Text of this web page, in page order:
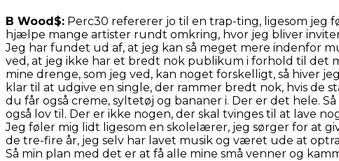
B Wood$: Perc30 refererer jo til en trap-ting, ligesom jeg
hjælpe mange artister rundt omkring, hvor jeg bliver
Jeg har fundet ud af, at jeg kan så meget mere indenfor
ved, at jeg ikke har et bredt nok publikum i forhold til det
mine drenge, som jeg ved, kan noget forskelligt, så hiver
klar til at udgive en single, der rammer bredt nok, hvis de
du får også creme, syltetøj og bananer i. Der er det hele.
også lov til. Der er ikke nogen, der skal tvinges til at lave
Jeg føler mig lidt ligesom en skolelærer, jeg sørger for at
de tre-fire år, jeg selv har lavet musik og været ude at
Så min plan med det er at få alle mine små venner og